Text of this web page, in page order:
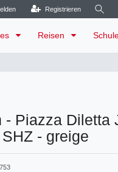
Registrieren
Reisen
- Piazza Diletta
- greige